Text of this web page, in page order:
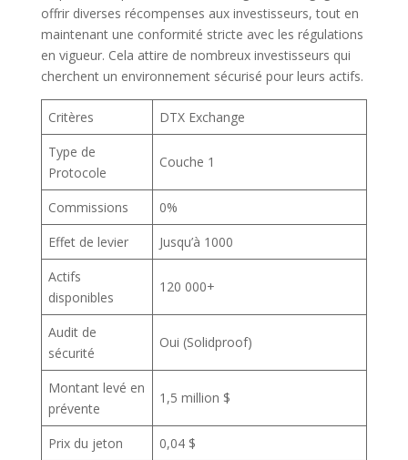
offrir diverses récompenses aux investisseurs, tout en
maintenant une conformité stricte avec les régulations
en vigueur. Cela attire de nombreux investisseurs qui
cherchent un environnement sécurisé pour leurs actifs.
Critères
DTX Exchange
Type de
Protocole
Couche 1
Commissions
0%
Effet de levier
Jusqu’à 1000
Actifs
disponibles
120 000+
Audit de
sécurité
Oui (Solidproof)
Montant levé en
prévente
1,5 million $
Prix du jeton 0,04 $